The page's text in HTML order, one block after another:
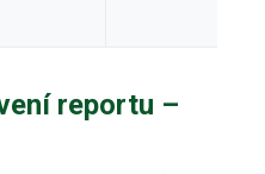
reportu –